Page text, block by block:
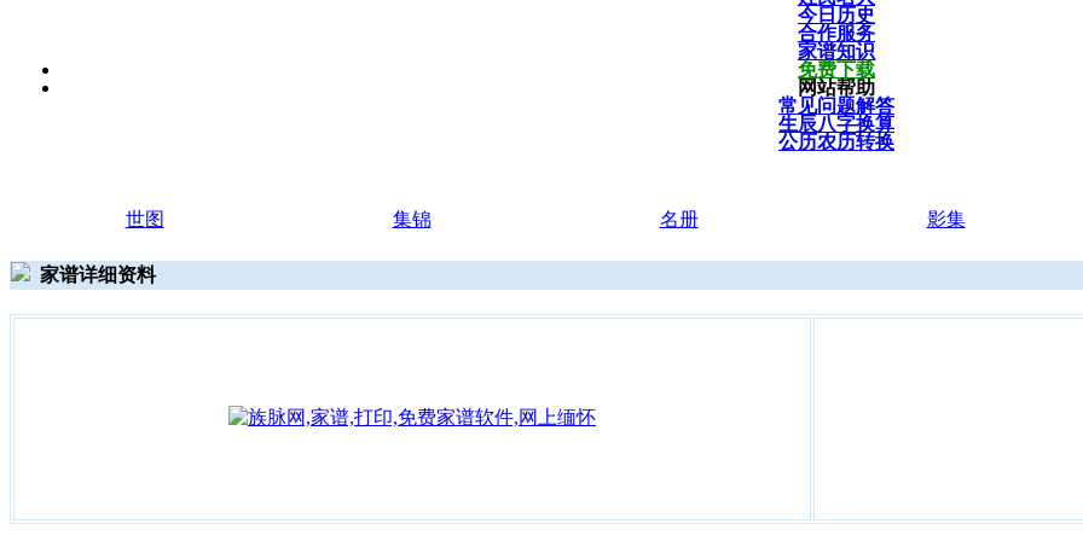
今日历史
合作服务
家谱知识
免费下载
网站帮助
常见问题解答
生辰八字换算
公历农历转换
世图 集锦 名册 影集
家谱详细资料